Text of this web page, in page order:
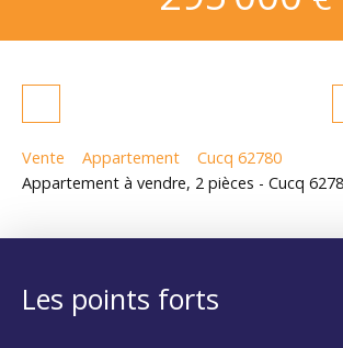
Vente Appartement
Cucq 62780
Appartement à vendre, 2 pièces - Cucq
Les points forts